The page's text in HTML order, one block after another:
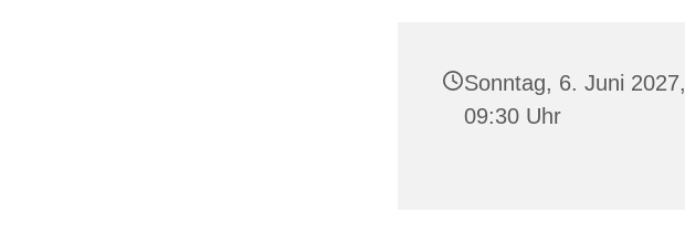
Sonntag, 6. Juni 2027,
09:30 Uhr